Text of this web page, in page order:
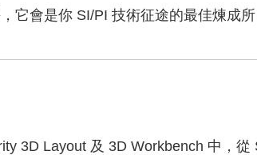
它會是你 SI/PI 技術征途的最佳煉成所
3D Layout 及 3D Workbench 中，從